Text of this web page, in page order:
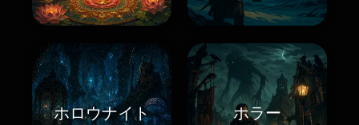
ホロウナイト ホラー